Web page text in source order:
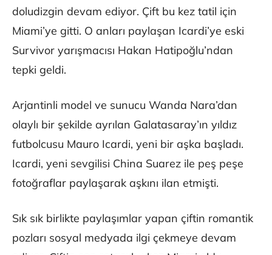
doludizgin devam ediyor. Çift bu kez tatil için
Miami’ye gitti. O anları paylaşan Icardi’ye eski
Survivor yarışmacısı Hakan Hatipoğlu’ndan
tepki geldi.
Arjantinli model ve sunucu Wanda Nara’dan
olaylı bir şekilde ayrılan Galatasaray’ın yıldız
futbolcusu Mauro Icardi, yeni bir aşka başladı.
Icardi, yeni sevgilisi China Suarez ile peş peşe
fotoğraflar paylaşarak aşkını ilan etmişti.
Sık sık birlikte paylaşımlar yapan çiftin romantik
pozları sosyal medyada ilgi çekmeye devam